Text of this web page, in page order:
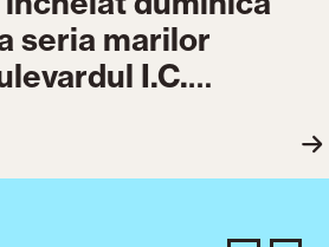
seria marilor
I.C.
astăzi cu o
culturale